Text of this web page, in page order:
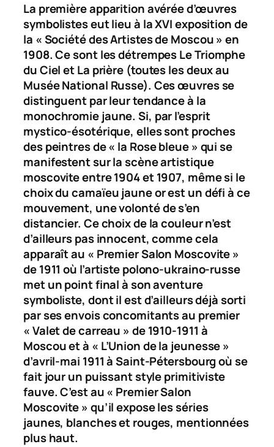
La première apparition avérée d’œuvres
symbolistes eut lieu à la XVI exposition de
la « Société des Artistes de Moscou » en
1908. Ce sont les détrempesLe Triomphe
du CieletLa prière (toutes les deux au
Musée National Russe). Ces œuvres se
distinguent par leur tendance à la
monochromie jaune. Si, par l’esprit
mystico-ésotérique, elles sont proches
des peintres de « la Rose bleue » qui se
manifestent sur la scène artistique
moscovite entre 1904 et 1907, même si le
choix du camaïeu jaune or est un défi à ce
mouvement, une volonté de s’en
distancier. Ce choix de la couleur n’est
d’ailleurs pas innocent, comme cela
apparaît au « Premier Salon Moscovite »
de 1911 où l’artiste polono-ukraino-russe
met un point final à son aventure
symboliste, dont il est d’ailleurs déjà sorti
par ses envois concomitants au premier
« Valet de carreau » de 1910-1911 à
Moscou et à « L’Union de la jeunesse »
d’avril-mai 1911 à Saint-Pétersbourg où se
fait jour un puissant style primitiviste
fauve. C’est au « Premier Salon
Moscovite » qu’il expose les séries
jaunes, blanches et rouges, mentionnées
plus haut.